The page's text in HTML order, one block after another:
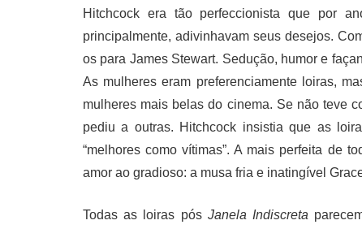
Hitchcock era tão perfeccionista que por
principalmente, adivinhavam seus desejos.
os para James Stewart. Sedução, humor e
As mulheres eram preferenciamente loiras,
mulheres mais belas do cinema. Se não teve
pediu a outras. Hitchcock insistia que as
“melhores como vítimas”. A mais perfeita de
amor ao gradioso: a musa fria e inatingível
Todas as loiras pós Janela Indiscreta